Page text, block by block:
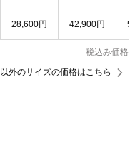
28,600円 42,900円
税込み価格
外のサイズの価格はこちら